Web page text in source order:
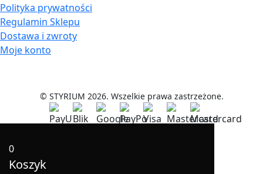
Polityka prywatności
Regulamin Sklepu
Dostawa i zwroty
Moje konto
© STYRIUM 2026. Wszelkie prawa zastrzeżone.
0
Koszyk